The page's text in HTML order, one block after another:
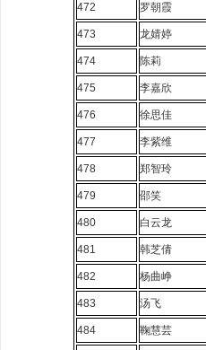
472 罗朝霞
473 龙婧婷
474 陈莉
475 李嘉欣
476 徐思佳
477 李紫维
478 郑智玲
479 邵笑
480 白云龙
481 韩芝倩
482 杨曲峥
483 汤飞
484 鞠慧芸